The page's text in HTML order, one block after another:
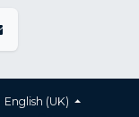
English (UK)